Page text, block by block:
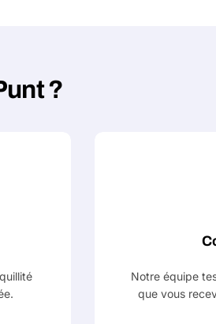
?
Notre équipe
que vous